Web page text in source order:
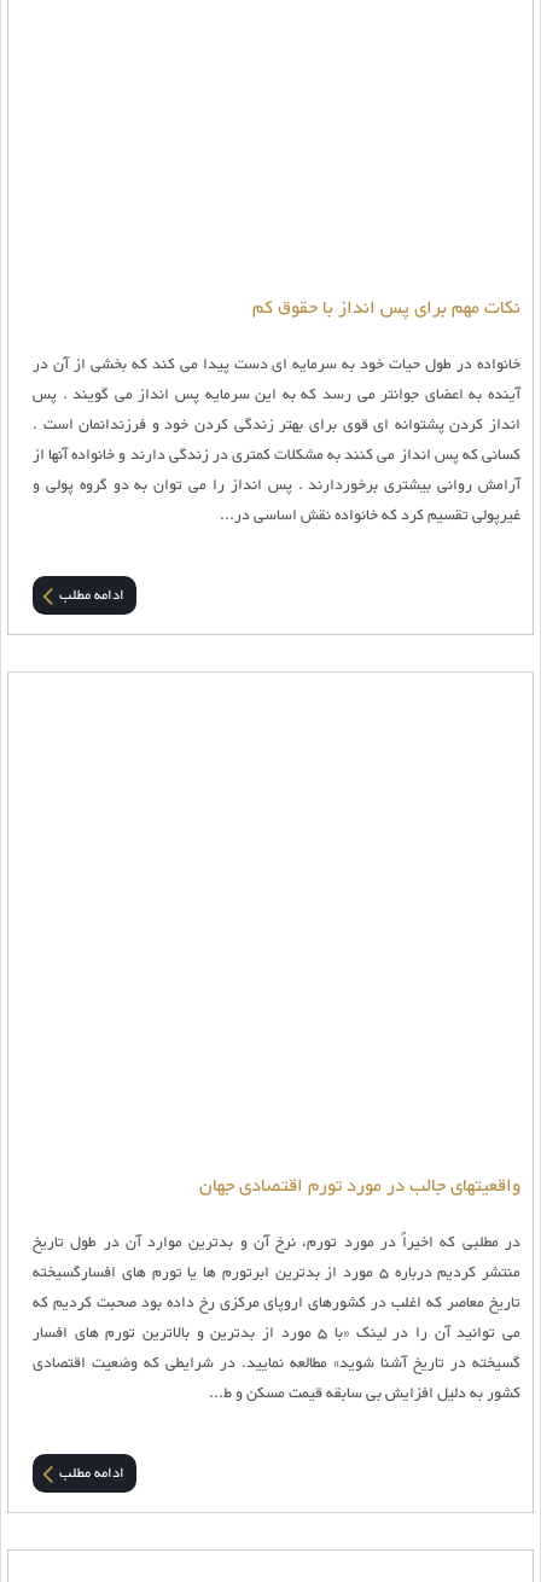
نکات مهم برای پس انداز با حقوق کم
خانواده در طول حیات خود به سرمایه ای دست پیدا می کند که بخشی از آن در
آینده به اعضای جوانتر می رسد که به این سرمایه پس انداز می گویند . پس
انداز کردن پشتوانه ای قوی برای بهتر زندگی کردن خود و فرزندانمان است .
کسانی که پس انداز می کنند به مشکلات کمتری در زندگی دارند و خانواده آنها از
آرامش روانی بیشتری برخوردارند . پس انداز را می توان به دو گروه پولی و
غیرپولی تقسیم کرد که خانواده نقش اساسی در...
ادامه مطلب
واقعیتهای جالب در مورد تورم اقتصادی جهان
در مطلبی که اخیراً در مورد تورم، نرخ آن و بدترین موارد آن در طول تاریخ
منتشر کردیم درباره ۵ مورد از بدترین ابرتورم ها یا تورم های افسارگسیخته
تاریخ معاصر که اغلب در کشورهای اروپای مرکزی رخ داده بود صحبت کردیم که
می توانید آن را در لینک «با ۵ مورد از بدترین و بالاترین تورم های افسار
گسیخته در تاریخ آشنا شوید» مطالعه نمایید. در شرایطی که وضعیت اقتصادی
کشور به دلیل افزایش بی سابقه قیمت مسکن و ط...
ادامه مطلب